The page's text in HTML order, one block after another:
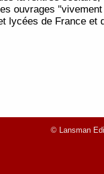
ouvrages
lycées de France et
© Lansman